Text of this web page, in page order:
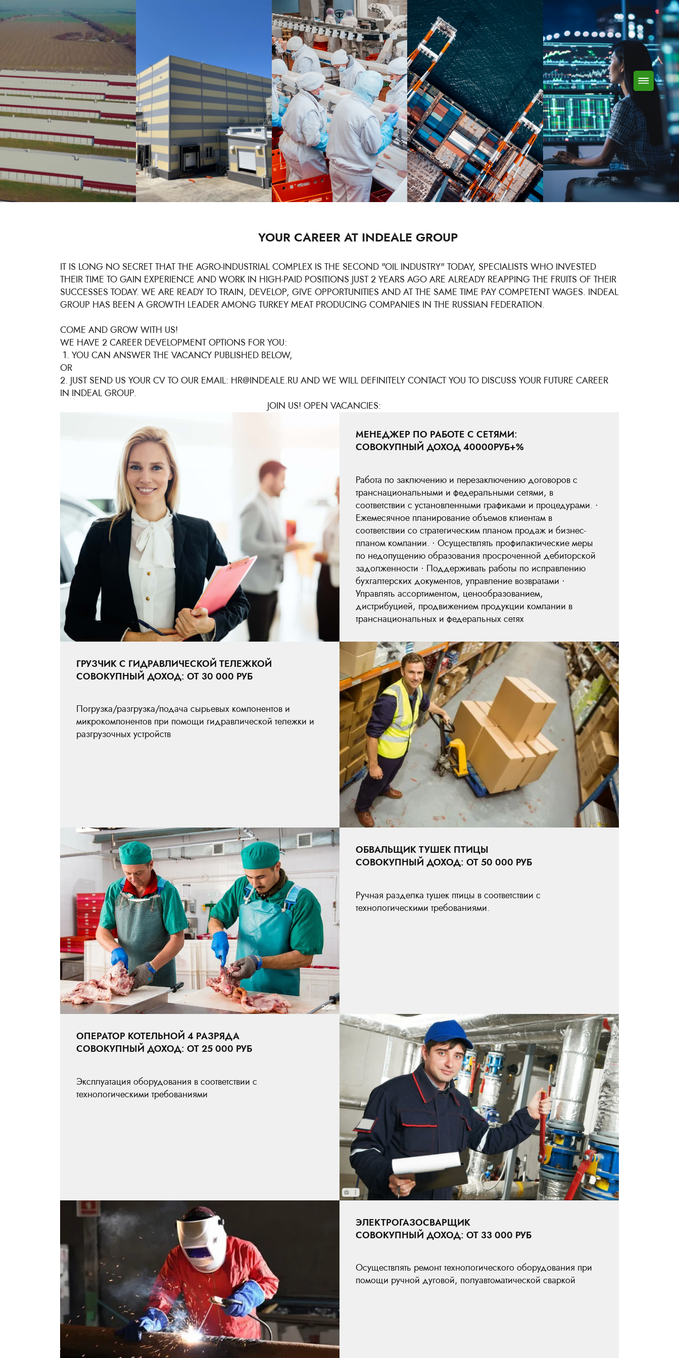
YOUR CAREER AT INDEALE GROUP
IT IS LONG NO SECRET THAT THE AGRO-INDUSTRIAL COMPLEX IS THE SECOND "OIL INDUSTRY" TODAY, SPECIALISTS WHO INVESTED
THEIR TIME TO GAIN EXPERIENCE AND WORK IN HIGH-PAID POSITIONS JUST 2 YEARS AGO ARE ALREADY REAPPING THE FRUITS OF THEIR
SUCCESSES TODAY. WE ARE READY TO TRAIN, DEVELOP, GIVE OPPORTUNITIES AND AT THE SAME TIME PAY COMPETENT WAGES. INDEAL
GROUP HAS BEEN A GROWTH LEADER AMONG TURKEY MEAT PRODUCING COMPANIES IN THE RUSSIAN FEDERATION.
COME AND GROW WITH US!
WE HAVE 2 CAREER DEVELOPMENT OPTIONS FOR YOU:
1. YOU CAN ANSWER THE VACANCY PUBLISHED BELOW,
OR
2. JUST SEND US YOUR CV TO OUR EMAIL: HR@INDEALE.RU AND WE WILL DEFINITELY CONTACT YOU TO DISCUSS YOUR FUTURE CAREER
IN INDEAL GROUP.
JOIN US! OPEN VACANCIES:
МЕНЕДЖЕР ПО РАБОТЕ С СЕТЯМИ:
СОВОКУПНЫЙ ДОХОД 40000РУБ+%
Работа по заключению и перезаключению договоров с
транснациональными и федеральными сетями, в
соответствии с установленными графиками и процедурами. ·
Ежемесячное планирование объемов клиентам в
соответствии со стратегическим планом продаж и бизнес-
планом компании. · Осуществлять профилактические меры
по недопущению образования просроченной дебиторской
задолженности · Поддерживать работы по исправлению
бухгалтерских документов, управление возвратами ·
Управлять ассортиментом, ценообразованием,
дистрибуцией, продвижением продукции компании в
транснациональных и федеральных сетях
ГРУЗЧИК С ГИДРАВЛИЧЕСКОЙ ТЕЛЕЖКОЙ
СОВОКУПНЫЙ ДОХОД: ОТ 30 000 РУБ
Погрузка/разгрузка/подача сырьевых компонентов и
микрокомпонентов при помощи гидравлической тележки и
разгрузочных устройств
ОБВАЛЬЩИК ТУШЕК ПТИЦЫ
СОВОКУПНЫЙ ДОХОД: ОТ 50 000 РУБ
Ручная разделка тушек птицы в соответствии с
технологическими требованиями.
ОПЕРАТОР КОТЕЛЬНОЙ 4 РАЗРЯДА
СОВОКУПНЫЙ ДОХОД: ОТ 25 000 РУБ
Эксплуатация оборудования в соответствии с
технологическими требованиями
ЭЛЕКТРОГАЗОСВАРЩИК
СОВОКУПНЫЙ ДОХОД: ОТ 33 000 РУБ
Осуществлять ремонт технологического оборудования при
помощи ручной дуговой, полуавтоматической сваркой